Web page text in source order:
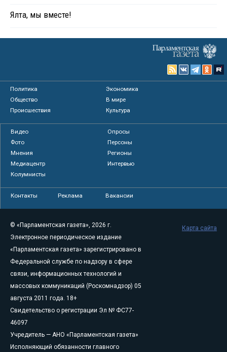
Ялта, мы вместе!
Политика
Экономика
Общество
В мире
Происшествия
Культура
Видео
Опросы
Фото
Персоны
Мнения
Регионы
Медиацентр
Интервью
Колумнисты
Контакты Реклама Вакансии
© «Парламентская газета», 2026 г.
Электронное периодическое издание
«Парламентская газета» зарегистрировано в
Федеральной службе по надзору в сфере
связи, информационных технологий и
массовых коммуникаций (Роскомнадзор) 05
августа 2011 года. 18+
Свидетельство о регистрации Эл № ФС77-
46097
Учредитель — АНО «Парламентская газета»
Исполняющий обязанности главного
Карта сайта